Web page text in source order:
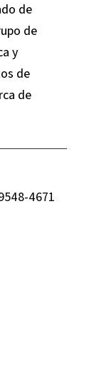
de
de
y
de
de
4671